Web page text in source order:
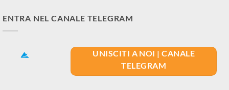
ENTRA NEL CANALE TELEGRAM
UNISCITI A NOI | CANALE
TELEGRAM